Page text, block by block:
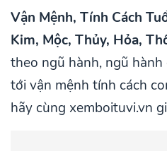
Vận Mệnh, Tính Cách
Kim, Mộc, Thủy, Hỏa,
theo ngũ hành, ngũ
tới vận mệnh tính cách
hãy cùng xemboituvi.vn